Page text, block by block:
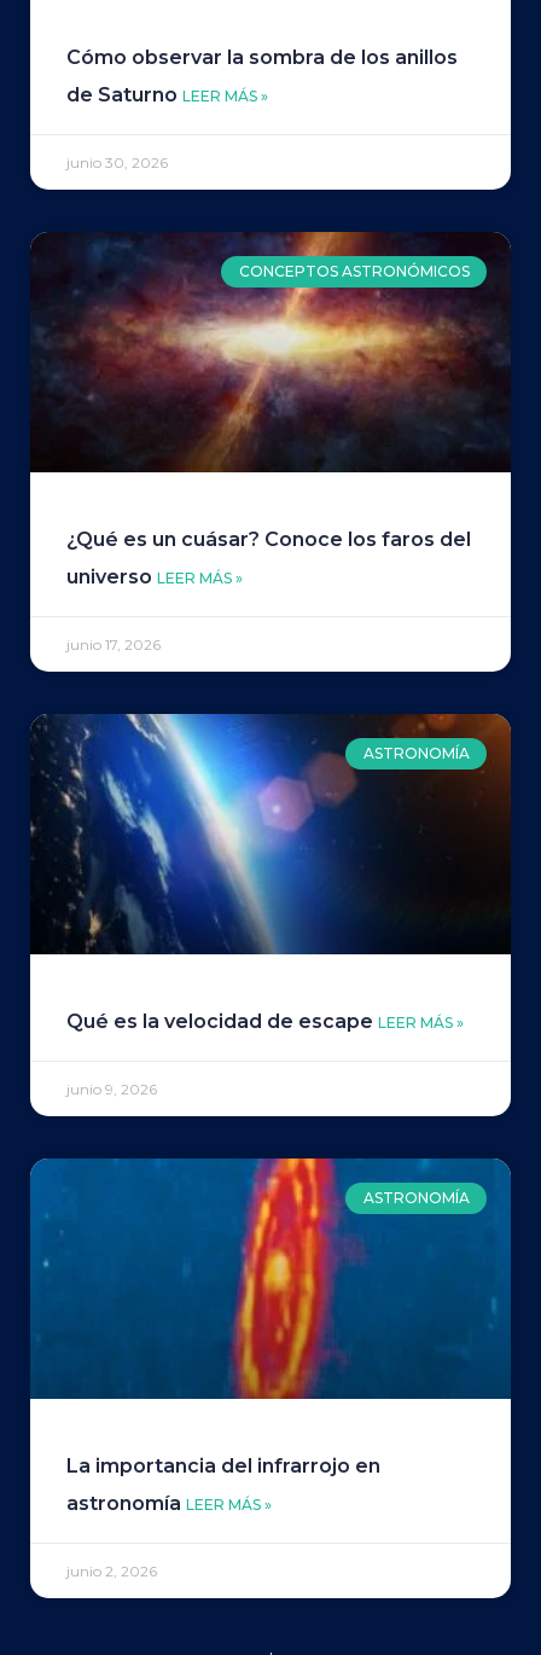
Cómo observar la sombra de los anillos
de Saturno LEER MÁS »
junio 30, 2026
CONCEPTOS ASTRONÓMICOS
¿Qué es un cuásar? Conoce los faros del
universo LEER MÁS »
junio 17, 2026
ASTRONOMÍA
Qué es la velocidad de escape LEER MÁS »
junio 9, 2026
ASTRONOMÍA
La importancia del infrarrojo en
astronomía LEER MÁS »
junio 2, 2026